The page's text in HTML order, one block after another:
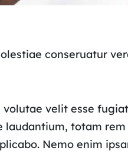
conseruatur
velit esse
totam
Nemo enim